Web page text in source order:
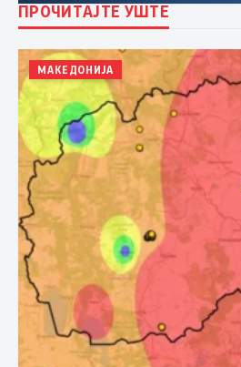
ПРОЧИТАЈТЕ УШТЕ
МАКЕДОНИЈА